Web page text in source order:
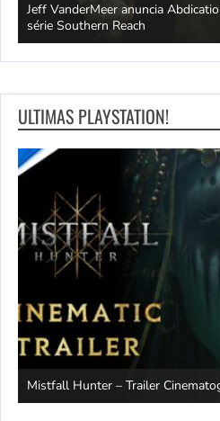
Jeff VanderMeer anuncia
série Southern Reach
ULTIMAS PLAYSTATION!
Mistfall Hunter – Trailer